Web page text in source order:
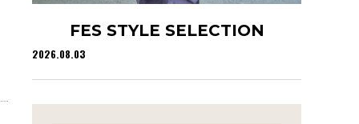
FES STYLE SELECTION
2026.08.03